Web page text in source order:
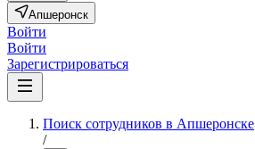
Апшеронск
Войти
Войти
Зарегистрироваться
Поиск сотрудников в Апшеронске
/